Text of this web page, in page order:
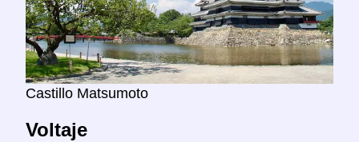
Castillo Matsumoto
Voltaje